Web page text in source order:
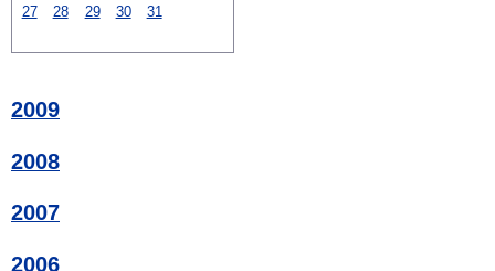
27
28 29 30 31
2009
2008
2007
2006